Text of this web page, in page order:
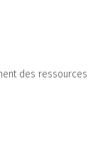
des ressources